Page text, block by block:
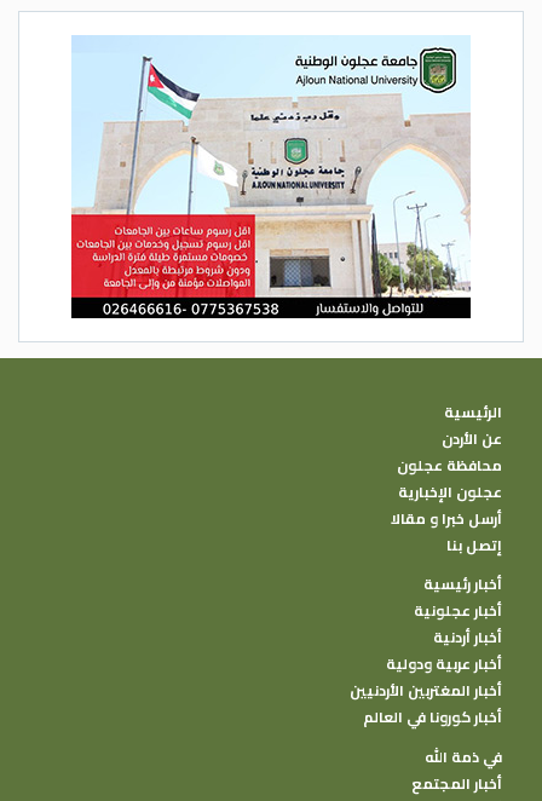
الرئيسية
عن الأردن
محافظة عجلون
عجلون الإخبارية
أرسل خبرا و مقالا
إتصل بنا
أخبار رئيسية
أخبار عجلونية
أخبار أردنية
أخبار عربية ودولية
أخبار المغتربين الأردنيين
أخبار كورونا في العالم
في ذمة الله
أخبار المجتمع